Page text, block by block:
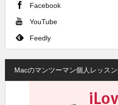
Facebook
YouTube
Feedly
Macのマンツーマン個人レッス